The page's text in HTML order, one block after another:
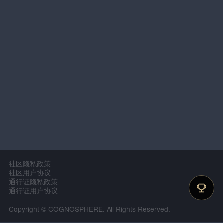
社区隐私政策
社区用户协议
通行证隐私政策
通行证用户协议
Copyright © COGNOSPHERE. All Rights Reserved.